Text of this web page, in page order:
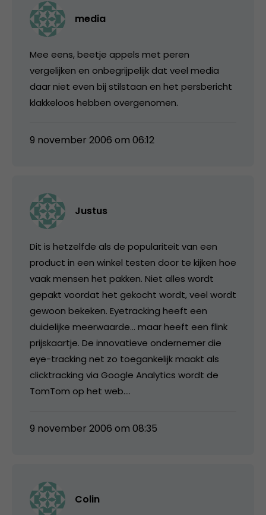
media
Mee eens, beetje appels met peren
vergelijken en onbegrijpelijk dat veel media
daar niet even bij stilstaan en het persbericht
klakkeloos hebben overgenomen.
9 november 2006 om 06:12
Justus
Dit is hetzelfde als de populariteit van een
product in een winkel testen door te kijken hoe
vaak mensen het pakken. Niet alles wordt
gepakt voordat het gekocht wordt, veel wordt
gewoon bekeken. Eyetracking heeft een
duidelijke meerwaarde… maar heeft een flink
prijskaartje. De innovatieve ondernemer die
eye-tracking net zo toegankelijk maakt als
clicktracking via Google Analytics wordt de
TomTom op het web….
9 november 2006 om 08:35
Colin